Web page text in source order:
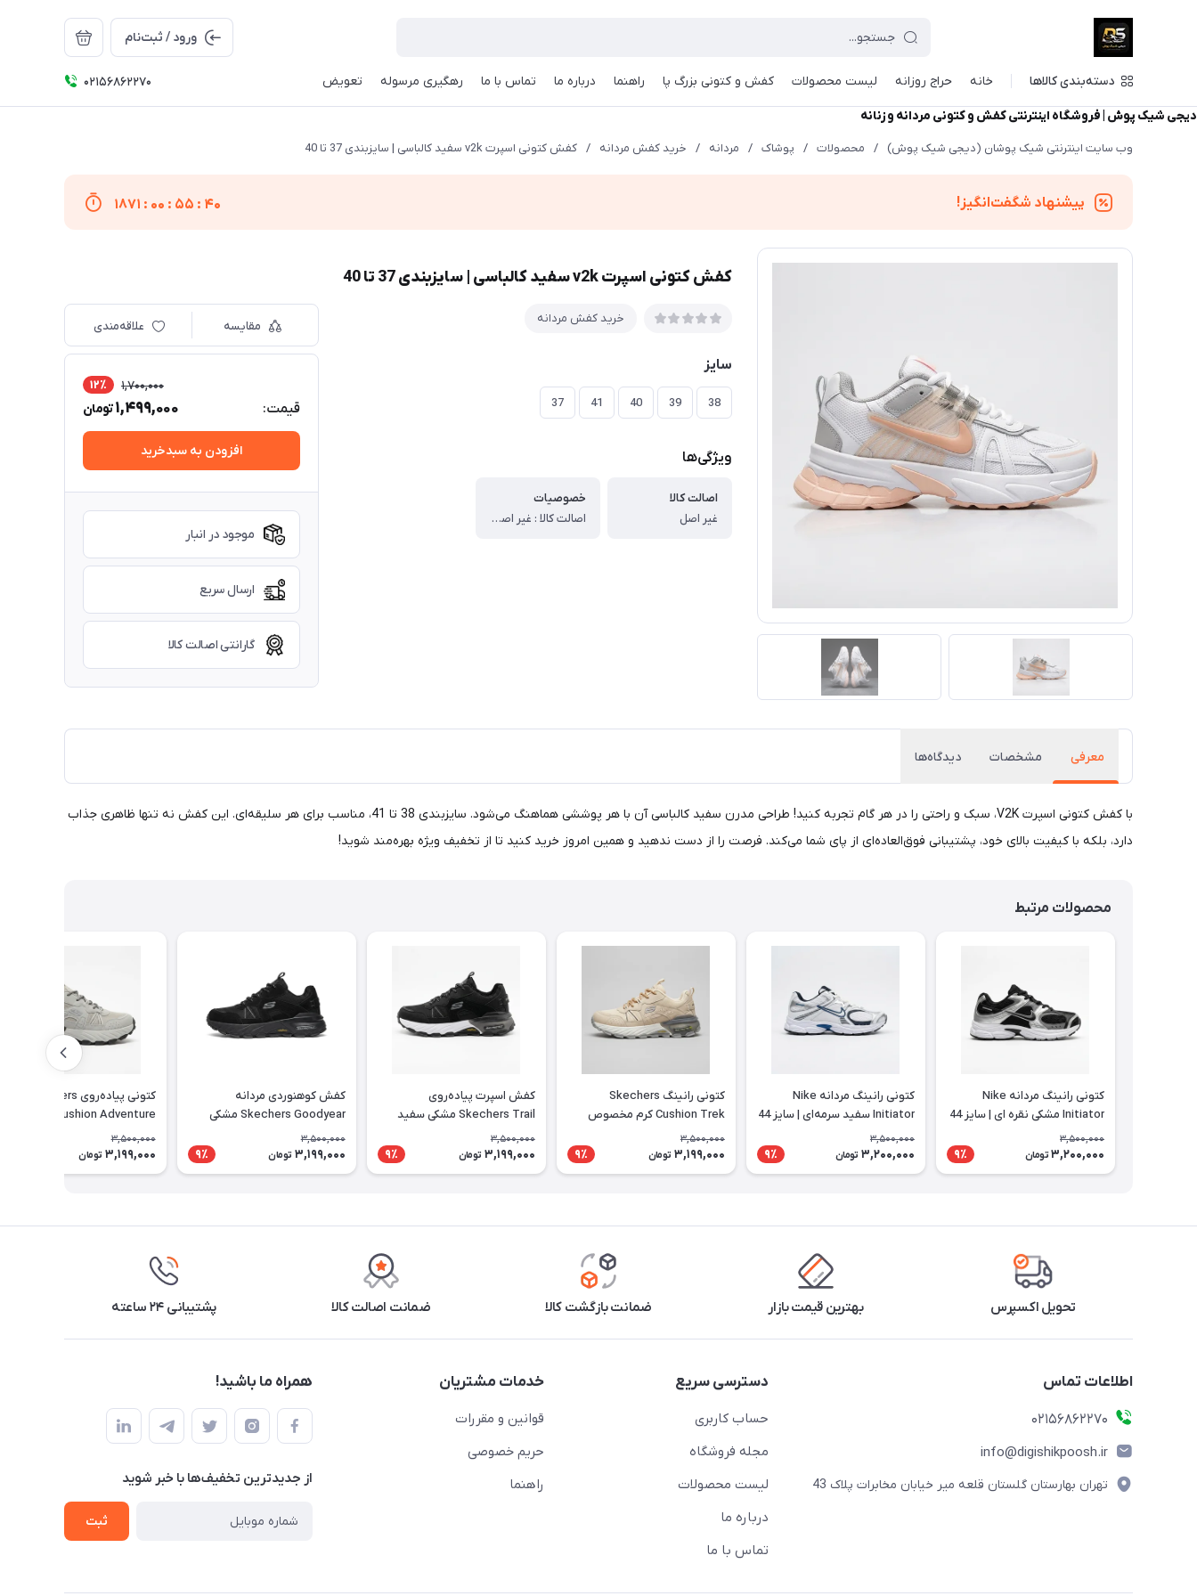
ورود / ثبت‌نام
دسته‌بندی کالاها خانه حراج روزانه لیست محصولات کفش و کتونی بزرگ پا راهنما درباره ما تماس با ما رهگیری مرسوله تعویض
02156862270
دیجی شیک پوش | فروشگاه اینترنتی کفش و کتونی مردانه و زنانه
وب سایت اینترنتی شیک پوشان (دیجی شیک پوش) / محصولات / پوشاک / مردانه / خرید کفش مردانه / کفش کتونی اسپرت v2k سفید کالباسی | سایزبندی 37 تا 40
پیشنهاد شگفت‌انگیز! 1871 : 00 : 55 : 40
کفش کتونی اسپرت v2k سفید کالباسی | سایزبندی 37 تا 40
خرید کفش مردانه
سایز
38
39
40
41
37
ویژگی‌ها
اصالت کالا
غیر اصل
خصوصیات
اصالت کالا : غیر اصل ، برند : نایک ، نوع کالا : ( اسپرت – راحتی – پیاده روی – استفاده روزمره – مهمانی – اداره ) ، مدل کالا : بندی ، دوخت : داخل ، جنس زیره : پی یو ، جنس رویه : تور دوخت ، نوع کفی : معمولی ، کشور تولید کننده : ایران ، وزن خالص کالا : 720 ، قابل شستشو : میباشد (برای شستشو محصول بهتر است از شامپو و اَبر استفاده شود. بهتر است هنگام استفاده از ماشین لباسشویی از پودر آنزیم دار استفاده نشود) ، توضیحات اجمالی کالا : تمامی مواد اولیه این کار خارجی میباشد و در داخل مونتاژ شده قالب تمامی سایز ها استاندارد میباشد، کاملا مقاوم و دوخت داخل خورده میباشد، دوخت داخل کار باعث مقاومت بیشتر کتونی در برابر فشار وارد شده میشود .
مقایسه علاقه‌مندی
قیمت:
1,700,000 12٪
1,499,000تومان
افزودن به سبدخرید
موجود در انبار
ارسال سریع
گارانتی اصالت کالا
معرفی مشخصات دیدگاه‌ها
با کفش کتونی اسپرت V2K، سبک و راحتی را در هر گام تجربه کنید! طراحی مدرن سفید کالباسی آن با هر پوششی هماهنگ می‌شود. سایزبندی 38 تا 41، مناسب برای هر سلیقه‌ای. این کفش نه تنها ظاهری جذاب
دارد، بلکه با کیفیت بالای خود، پشتیبانی فوق‌العاده‌ای از پای شما می‌کند. فرصت را از دست ندهید و همین امروز خرید کنید تا از تخفیف ویژه بهره‌مند شوید!
محصولات مرتبط
کتونی رانینگ مردانه Nike
Initiator مشکی نقره ای | سایز 44
3,500,000
3,200,000 تومان 9٪
کتونی رانینگ مردانه Nike
Initiator سفید سرمه‌ای | سایز 44
3,500,000
3,200,000 تومان 9٪
کتونی رانینگ Skechers
Cushion Trek کرم مخصوص
استفاده روزانه
3,500,000
3,199,000 تومان 9٪
کفش اسپرت پیاده‌روی
Skechers Trail مشکی سفید
3,500,000
3,199,000 تومان 9٪
کفش کوهنوردی مردانه
Skechers Goodyear مشکی
مناسب طبیعت‌گردی و پیاده‌روی
3,500,000
3,199,000 تومان 9٪
کتونی پیاده‌روی Skechers
مناسب استفاده روزمره
3,500,000
3,199,000 تومان
تحویل اکسپرس بهترین قیمت بازار ضمانت بازگشت کالا ضمانت اصالت کالا پشتیبانی ۲۴ ساعته
اطلاعات تماس
02156862270
info@digishikpoosh.ir
تهران بهارستان گلستان قلعه میر خیابان مخابرات پلاک 43
دسترسی سریع
حساب کاربری
مجله فروشگاه
لیست محصولات
درباره ما
تماس با ما
خدمات مشتریان
قوانین و مقررات
حریم خصوصی
راهنما
همراه ما باشید!
از جدید‌ترین تخفیف‌ها با‌ خبر شوید
ثبت